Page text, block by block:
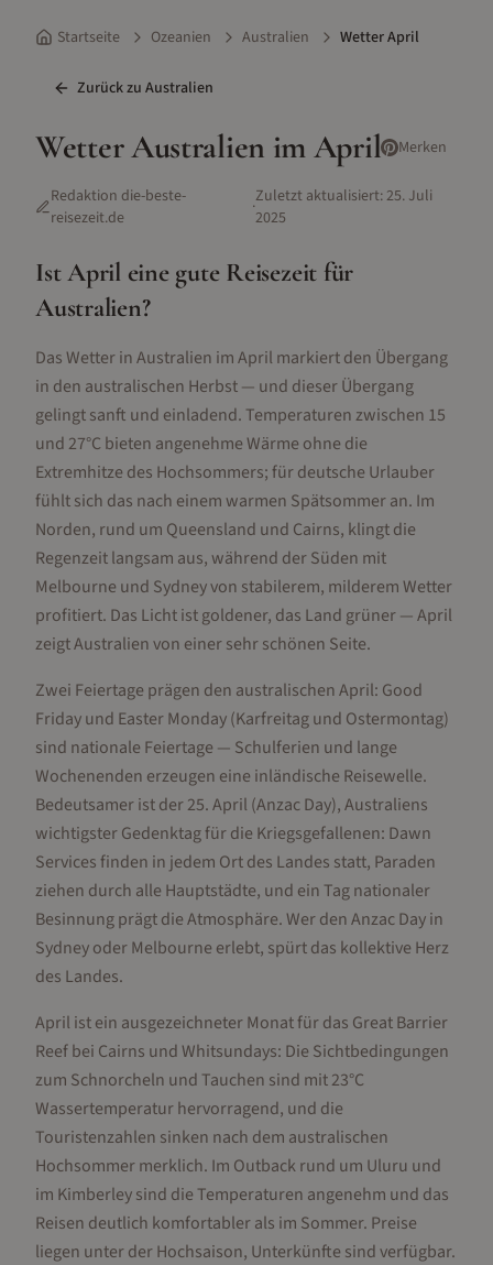
Startseite Ozeanien Australien Wetter April
Zurück zu Australien
WetterAustralien imApril Merken
Redaktion die-beste-
reisezeit.de
·Zuletzt aktualisiert:25. Juli
2025
IstAprileine gute Reisezeit für
Australien?
Das Wetter in Australien im April markiert den Übergang
in den australischen Herbst — und dieser Übergang
gelingt sanft und einladend. Temperaturen zwischen 15
und 27°C bieten angenehme Wärme ohne die
Extremhitze des Hochsommers; für deutsche Urlauber
fühlt sich das nach einem warmen Spätsommer an. Im
Norden, rund um Queensland und Cairns, klingt die
Regenzeit langsam aus, während der Süden mit
Melbourne und Sydney von stabilerem, milderem Wetter
profitiert. Das Licht ist goldener, das Land grüner — April
zeigt Australien von einer sehr schönen Seite.
Zwei Feiertage prägen den australischen April: Good
Friday und Easter Monday (Karfreitag und Ostermontag)
sind nationale Feiertage — Schulferien und lange
Wochenenden erzeugen eine inländische Reisewelle.
Bedeutsamer ist der 25. April (Anzac Day), Australiens
wichtigster Gedenktag für die Kriegsgefallenen: Dawn
Services finden in jedem Ort des Landes statt, Paraden
ziehen durch alle Hauptstädte, und ein Tag nationaler
Besinnung prägt die Atmosphäre. Wer den Anzac Day in
Sydney oder Melbourne erlebt, spürt das kollektive Herz
des Landes.
April ist ein ausgezeichneter Monat für das Great Barrier
Reef bei Cairns und Whitsundays: Die Sichtbedingungen
zum Schnorcheln und Tauchen sind mit 23°C
Wassertemperatur hervorragend, und die
Touristenzahlen sinken nach dem australischen
Hochsommer merklich. Im Outback rund um Uluru und
im Kimberley sind die Temperaturen angenehm und das
Reisen deutlich komfortabler als im Sommer. Preise
liegen unter der Hochsaison, Unterkünfte sind verfügbar.